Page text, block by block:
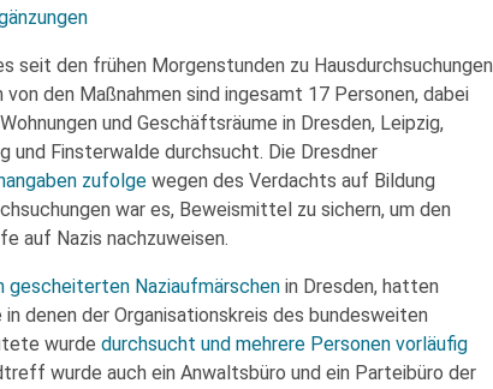
seit den frühen Morgenstunden zu Hausdurchsuchungen
den Maßnahmen sind ingesamt 17 Personen, dabei
und Geschäftsräume in Dresden, Leipzig,
und Finsterwalde durchsucht. Die Dresdner
zufolge wegen des Verdachts auf Bildung
war es, Beweismittel zu sichern, um den
auf Nazis nachzuweisen.
gescheiterten Naziaufmärschen in Dresden, hatten
denen der Organisationskreis des bundesweiten
wurde durchsucht und mehrere Personen vorläufig
wurde auch ein Anwaltsbüro und ein Parteibüro der